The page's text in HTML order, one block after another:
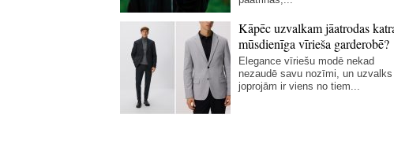
Kāpēc uzvalkam jāatrodas
mūsdienīga vīrieša garderobē?
Elegance vīriešu modē nekad
nezaudē savu nozīmi, un uzvalks
joprojām ir viens no tiem...